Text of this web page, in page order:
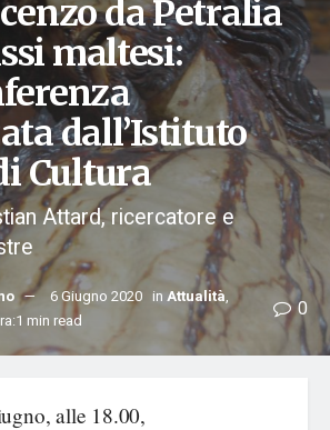
da Petralia
maltesi:
dall’Istituto
Cultura
Attard, ricercatore e
6 Giugno 2020 in Attualità,
min read 0
alle 18.00,